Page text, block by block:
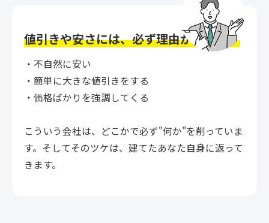
値引きや安さには、必ず理由があります
・不自然に安い
・簡単に大きな値引きをする
・価格ばかりを強調してくる
こういう会社は、どこかで必ず"何か"を削っていま
す。そしてそのツケは、建てたあなた自身に返って
きます。